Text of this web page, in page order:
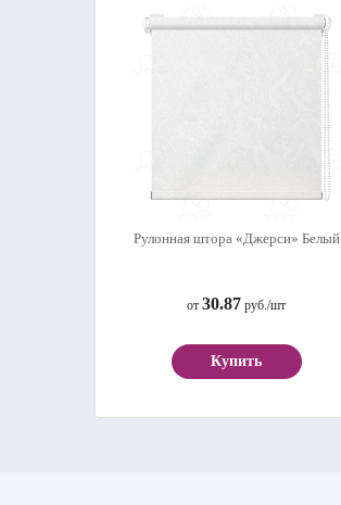
Рулонная штора «Джерси» Белый
от30.87 руб./шт
Купить